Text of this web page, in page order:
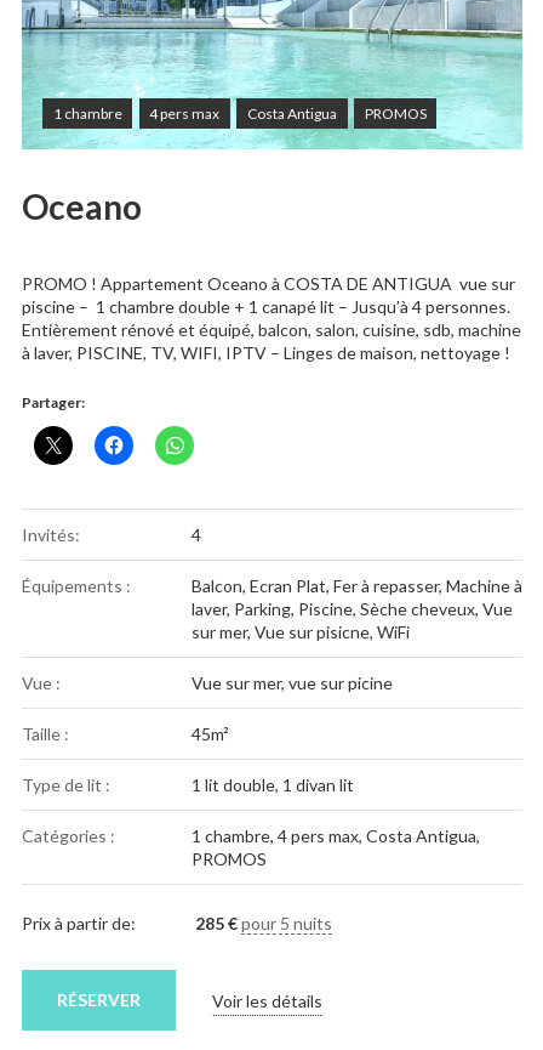
1 chambre 4 pers max Costa Antigua PROMOS
Oceano
PROMO ! Appartement Oceano à COSTA DE ANTIGUA vue sur
piscine – 1 chambre double + 1 canapé lit – Jusqu’à 4 personnes.
Entièrement rénové et équipé, balcon, salon, cuisine, sdb, machine
à laver, PISCINE, TV, WIFI, IPTV – Linges de maison, nettoyage !
Partager:
Invités: 4
Équipements : Balcon, Ecran Plat, Fer à repasser, Machine à
laver, Parking, Piscine, Sèche cheveux, Vue
sur mer, Vue sur pisicne, WiFi
Vue : Vue sur mer, vue sur picine
Taille : 45m²
Type de lit : 1 lit double, 1 divan lit
Catégories : 1 chambre, 4 pers max, Costa Antigua,
PROMOS
Prix à partir de: 285€ pour 5 nuits
Voir les détails
RÉSERVER